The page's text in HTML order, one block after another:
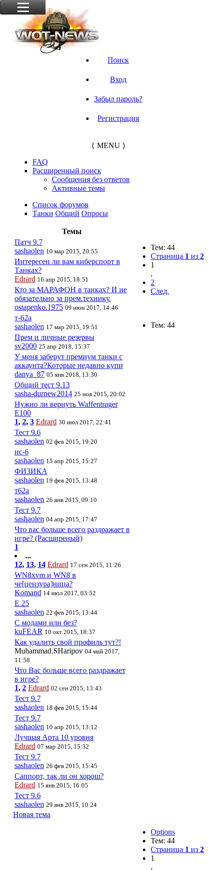
Поиск
Вход
Забыл пароль?
Регистрация
{ MENU }
FAQ
Расширенный поиск
Сообщения без ответов
Активные темы
Список форумов
Танки Общий Опросы
Тем: 44
Страница 1 из2
1
,
2
След.
Тем: 44
Темы
Патч 9.7
sashaolen 10 мар 2015, 20:55
Интересен ли вам киберспорт в
Танках?
Edrard 16 апр 2015, 18:51
Кто за МАРАФОН в танках? И не
обязательно за прем.технику.
ostapenko.1975 09 июн 2017, 14:46
т-62а
sashaolen 17 мар 2015, 19:51
Прем и личные резервы
sv2000 25 апр 2018, 15:37
У меня заберут премиум танки с
аккаунта?Которые недавно купи
danya_87 05 янв 2018, 13:30
Общий тест 9.13
sasha-durnew2014 25 ноя 2015, 20:02
Нужно ли вернуть Waffentrager
E100
1, 2, 3 Edrard 30 июл 2017, 22:41
Тест 9.6
sashaolen 02 фев 2015, 19:20
ис-6
sashaolen 15 апр 2015, 15:27
ФИЗИКА
sashaolen 19 фев 2015, 13:48
т62а
sashaolen 26 янв 2015, 09:10
Тест 9.7
sashaolen 04 апр 2015, 17:47
Что вас больше всего раздражает в
игре? (Расширеный)
1
...
12, 13, 14 Edrard 17 сен 2015, 11:26
WN8xvm и WN8 в
че[цензура]ница?
Komand 14 июл 2017, 03:52
Е 25
sashaolen 22 фев 2015, 13:44
С модами или без?
kuFEAR 10 окт 2015, 18:37
Как удалить свой профиль тут?!
Muhammad.SHaripov 04 май 2017,
11:58
Что Вас больше всего раздражает
в игре?
1, 2 Edrard 02 сен 2015, 13:43
Тест 9.7
sashaolen 18 фев 2015, 15:44
Тест 9.7
sashaolen 10 апр 2015, 13:12
Лучшая Арта 10 уровня
Edrard 07 мар 2015, 15:32
Тест 9.7
sashaolen 26 фев 2015, 15:45
Саппорт, так ли он хорош?
Edrard 15 янв 2015, 16:05
Тест 9.6
sashaolen 29 янв 2015, 10:24
Новая тема
Options
Тем: 44
Страница 1 из2
1
,